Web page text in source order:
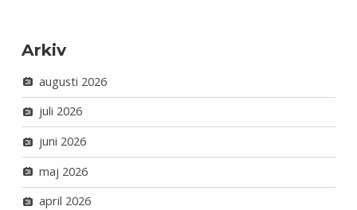
Arkiv
augusti 2026
juli 2026
juni 2026
maj 2026
april 2026